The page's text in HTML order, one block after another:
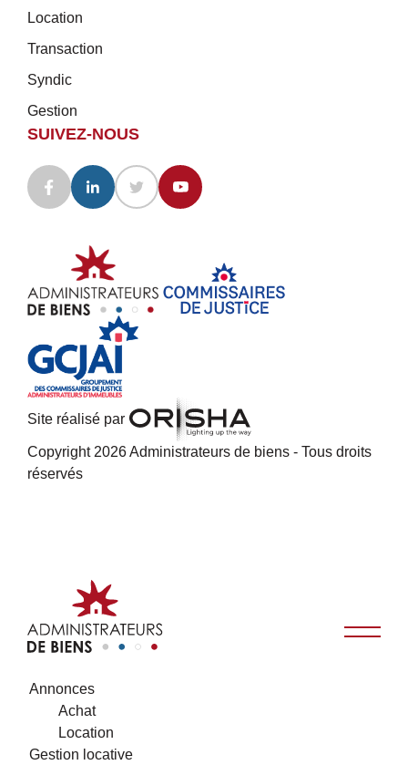
Location
Transaction
Syndic
Gestion
SUIVEZ-NOUS
Site réalisé par
Copyright 2026 Administrateurs de biens - Tous droits
réservés
Annonces
Achat
Location
Gestion locative